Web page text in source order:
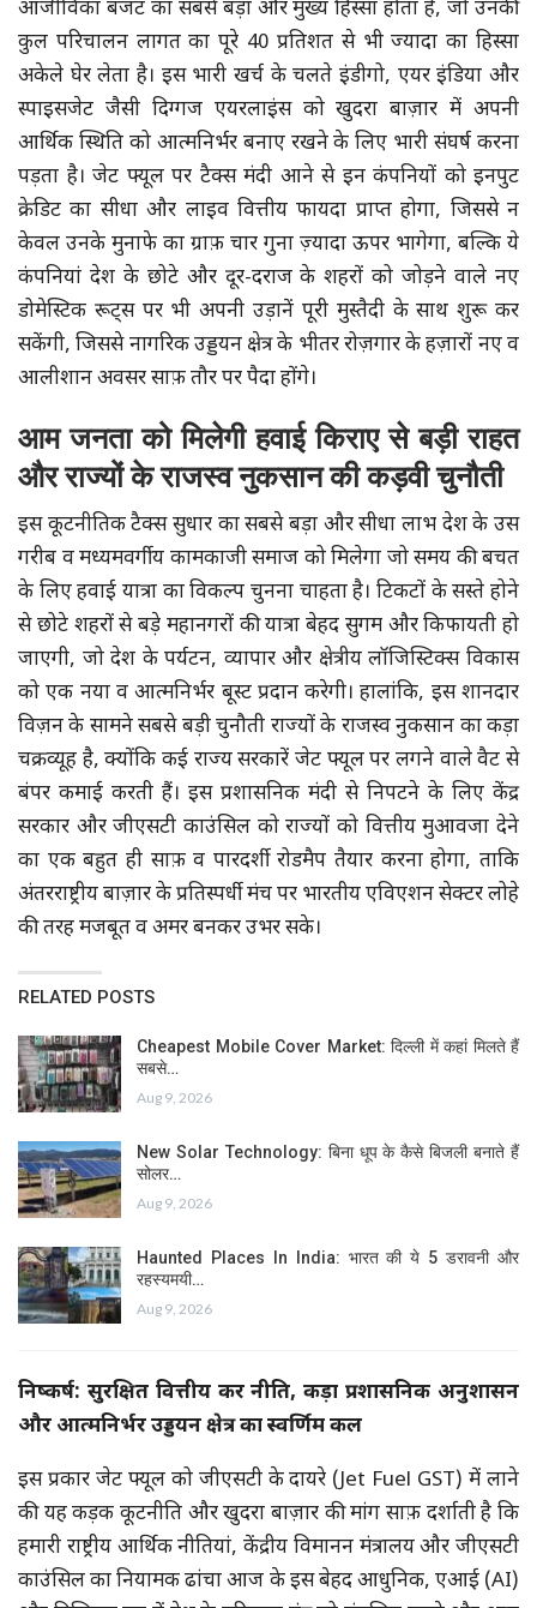
आजीविका बजट का सबसे बड़ा और मुख्य हिस्सा होता है, जो उनकी
कुल परिचालन लागत का पूरे 40 प्रतिशत से भी ज्यादा का हिस्सा
अकेले घेर लेता है। इस भारी खर्च के चलते इंडीगो, एयर इंडिया और
स्पाइसजेट जैसी दिग्गज एयरलाइंस को खुदरा बाज़ार में अपनी
आर्थिक स्थिति को आत्मनिर्भर बनाए रखने के लिए भारी संघर्ष करना
पड़ता है। जेट फ्यूल पर टैक्स मंदी आने से इन कंपनियों को इनपुट
क्रेडिट का सीधा और लाइव वित्तीय फायदा प्राप्त होगा, जिससे न
केवल उनके मुनाफे का ग्राफ़ चार गुना ज़्यादा ऊपर भागेगा, बल्कि ये
कंपनियां देश के छोटे और दूर-दराज के शहरों को जोड़ने वाले नए
डोमेस्टिक रूट्स पर भी अपनी उड़ानें पूरी मुस्तैदी के साथ शुरू कर
सकेंगी, जिससे नागरिक उड्डयन क्षेत्र के भीतर रोज़गार के हज़ारों नए व
आलीशान अवसर साफ़ तौर पर पैदा होंगे।
आम जनता को मिलेगी हवाई किराए से बड़ी राहत
और राज्यों के राजस्व नुकसान की कड़वी चुनौती
इस कूटनीतिक टैक्स सुधार का सबसे बड़ा और सीधा लाभ देश के उस
गरीब व मध्यमवर्गीय कामकाजी समाज को मिलेगा जो समय की बचत
के लिए हवाई यात्रा का विकल्प चुनना चाहता है। टिकटों के सस्ते होने
से छोटे शहरों से बड़े महानगरों की यात्रा बेहद सुगम और किफायती हो
जाएगी, जो देश के पर्यटन, व्यापार और क्षेत्रीय लॉजिस्टिक्स विकास
को एक नया व आत्मनिर्भर बूस्ट प्रदान करेगी। हालांकि, इस शानदार
विज़न के सामने सबसे बड़ी चुनौती राज्यों के राजस्व नुकसान का कड़ा
चक्रव्यूह है, क्योंकि कई राज्य सरकारें जेट फ्यूल पर लगने वाले वैट से
बंपर कमाई करती हैं। इस प्रशासनिक मंदी से निपटने के लिए केंद्र
सरकार और जीएसटी काउंसिल को राज्यों को वित्तीय मुआवजा देने
का एक बहुत ही साफ़ व पारदर्शी रोडमैप तैयार करना होगा, ताकि
अंतरराष्ट्रीय बाज़ार के प्रतिस्पर्धी मंच पर भारतीय एविएशन सेक्टर लोहे
की तरह मजबूत व अमर बनकर उभर सके।
RELATED POSTS
Cheapest Mobile Cover Market: दिल्ली में कहां मिलते हैं
सबसे…
Aug 9, 2026
New Solar Technology: बिना धूप के कैसे बिजली बनाते हैं
सोलर…
Aug 9, 2026
Haunted Places In India: भारत की ये 5 डरावनी और
रहस्यमयी…
Aug 9, 2026
निष्कर्ष: सुरक्षित वित्तीय कर नीति, कड़ा प्रशासनिक अनुशासन
और आत्मनिर्भर उड्डयन क्षेत्र का स्वर्णिम कल
इस प्रकार जेट फ्यूल को जीएसटी के दायरे (Jet Fuel GST) में लाने
की यह कड़क कूटनीति और खुदरा बाज़ार की मांग साफ़ दर्शाती है कि
हमारी राष्ट्रीय आर्थिक नीतियां, केंद्रीय विमानन मंत्रालय और जीएसटी
काउंसिल का नियामक ढांचा आज के इस बेहद आधुनिक, एआई (AI)